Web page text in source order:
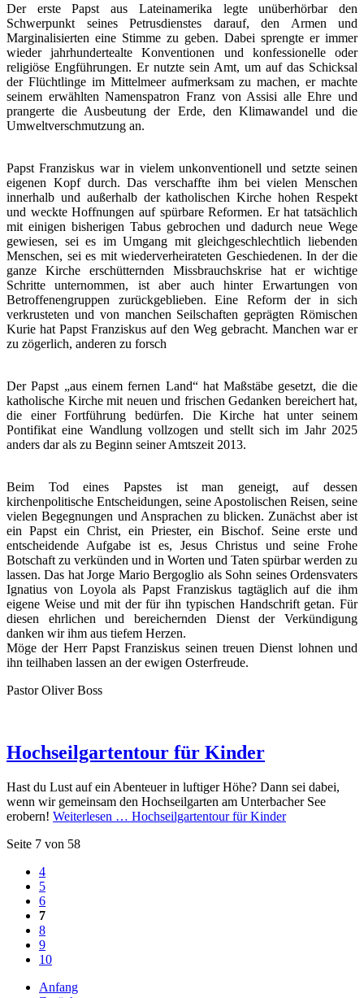
Der erste Papst aus Lateinamerika legte unüberhörbar den
Schwerpunkt seines Petrusdienstes darauf, den Armen und
Marginalisierten eine Stimme zu geben. Dabei sprengte er immer
wieder jahrhundertealte Konventionen und konfessionelle oder
religiöse Engführungen. Er nutzte sein Amt, um auf das Schicksal
der Flüchtlinge im Mittelmeer aufmerksam zu machen, er machte
seinem erwählten Namenspatron Franz von Assisi alle Ehre und
prangerte die Ausbeutung der Erde, den Klimawandel und die
Umweltverschmutzung an.
Papst Franziskus war in vielem unkonventionell und setzte seinen
eigenen Kopf durch. Das verschaffte ihm bei vielen Menschen
innerhalb und außerhalb der katholischen Kirche hohen Respekt
und weckte Hoffnungen auf spürbare Reformen. Er hat tatsächlich
mit einigen bisherigen Tabus gebrochen und dadurch neue Wege
gewiesen, sei es im Umgang mit gleichgeschlechtlich liebenden
Menschen, sei es mit wiederverheirateten Geschiedenen. In der die
ganze Kirche erschütternden Missbrauchskrise hat er wichtige
Schritte unternommen, ist aber auch hinter Erwartungen von
Betroffenengruppen zurückgeblieben. Eine Reform der in sich
verkrusteten und von manchen Seilschaften geprägten Römischen
Kurie hat Papst Franziskus auf den Weg gebracht. Manchen war er
zu zögerlich, anderen zu forsch
Der Papst „aus einem fernen Land“ hat Maßstäbe gesetzt, die die
katholische Kirche mit neuen und frischen Gedanken bereichert hat,
die einer Fortführung bedürfen. Die Kirche hat unter seinem
Pontifikat eine Wandlung vollzogen und stellt sich im Jahr 2025
anders dar als zu Beginn seiner Amtszeit 2013.
Beim Tod eines Papstes ist man geneigt, auf dessen
kirchenpolitische Entscheidungen, seine Apostolischen Reisen, seine
vielen Begegnungen und Ansprachen zu blicken. Zunächst aber ist
ein Papst ein Christ, ein Priester, ein Bischof. Seine erste und
entscheidende Aufgabe ist es, Jesus Christus und seine Frohe
Botschaft zu verkünden und in Worten und Taten spürbar werden zu
lassen. Das hat Jorge Mario Bergoglio als Sohn seines Ordensvaters
Ignatius von Loyola als Papst Franziskus tagtäglich auf die ihm
eigene Weise und mit der für ihn typischen Handschrift getan. Für
diesen ehrlichen und bereichernden Dienst der Verkündigung
danken wir ihm aus tiefem Herzen.
Möge der Herr Papst Franziskus seinen treuen Dienst lohnen und
ihn teilhaben lassen an der ewigen Osterfreude.
Pastor Oliver Boss
Hochseilgartentour für Kinder
Hast du Lust auf ein Abenteuer in luftiger Höhe? Dann sei dabei,
wenn wir gemeinsam den Hochseilgarten am Unterbacher See
erobern! Weiterlesen … Hochseilgartentour für Kinder
Seite 7 von 58
4
5
6
7
8
9
10
Anfang